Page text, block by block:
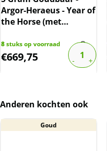
Argor-Heraeus - Year of
the Horse (met
8stuks op voorraad
€669,75
Anderen kochten ook
Goud